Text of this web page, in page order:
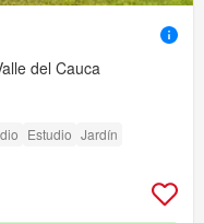
del Cauca
Estudio Jardín